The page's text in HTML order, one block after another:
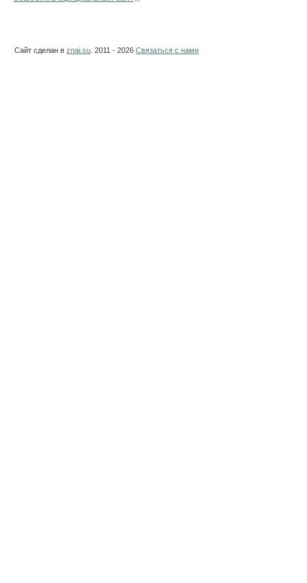
Сайт сделан в znai.su . 2011 - 2026 Связаться с нами